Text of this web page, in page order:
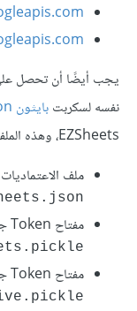
يجب أيضًا أن تحصل
نفسه لسكربتبايثون Python
EZSheets، وهذه الملفات هي:
ملف
مفتاح Token جداول بيانات جوجل واسمه
مفتاح Token جوجل درايف واسمه